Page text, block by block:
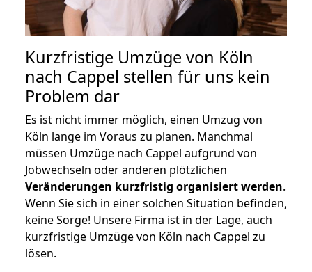
Kurzfristige Umzüge von Köln
nach Cappel stellen für uns kein
Problem dar
Es ist nicht immer möglich, einen Umzug von
Köln lange im Voraus zu planen. Manchmal
müssen Umzüge nach Cappel aufgrund von
Jobwechseln oder anderen plötzlichen
Veränderungen kurzfristig organisiert werden.
Wenn Sie sich in einer solchen Situation befinden,
keine Sorge! Unsere Firma ist in der Lage, auch
kurzfristige Umzüge von Köln nach Cappel zu
lösen.